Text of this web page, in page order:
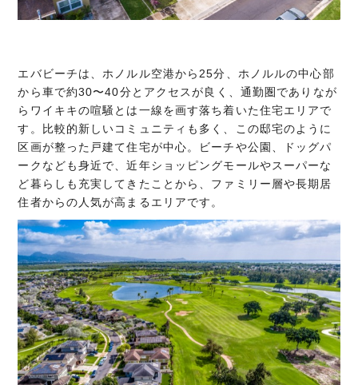
エバビーチは、ホノルル空港から25分、ホノルルの中心部
から車で約30〜40分とアクセスが良く、通勤圏でありなが
らワイキキの喧騒とは一線を画す落ち着いた住宅エリアで
す。比較的新しいコミュニティも多く、この邸宅のように
区画が整った戸建て住宅が中心。ビーチや公園、ドッグパ
ークなども身近で、近年ショッピングモールやスーパーな
ど暮らしも充実してきたことから、ファミリー層や長期居
住者からの人気が高まるエリアです。